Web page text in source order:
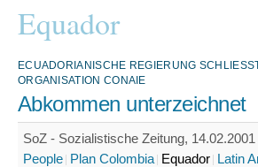
Equador
ECUADORIANISCHE REGIERUNG
RGANISATION CONAIE
Abkommen unterzeichnet
SoZ - Sozialistische Zeitung, 14.02.2001
People Plan Colombia Equador Latin